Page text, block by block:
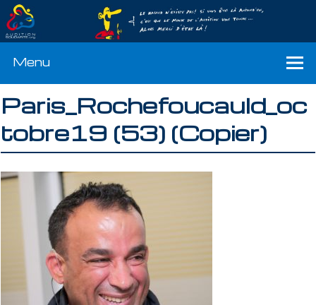
Menu
Paris_Rochefoucauld_oc
tobre19 (53) (Copier)